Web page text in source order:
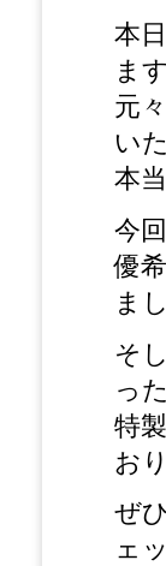
本
ま
元
い
本
今
優
ま
そ
っ
特
お
ぜ
ェ